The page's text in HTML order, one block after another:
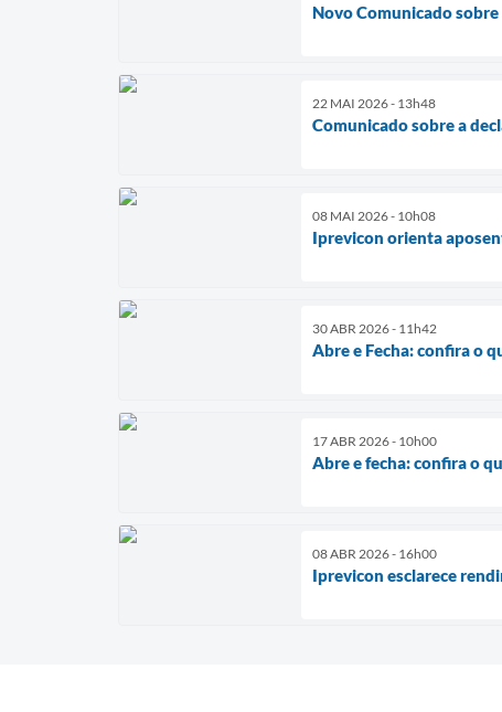
Novo Comunicado
22 MAI 2026 - 13h48
Comunicado sobre a
08 MAI 2026 - 10h08
Iprevicon orienta
30 ABR 2026 - 11h42
Abre e Fecha: confira o
17 ABR 2026 - 10h00
Abre e fecha: confira o
08 ABR 2026 - 16h00
Iprevicon esclarece